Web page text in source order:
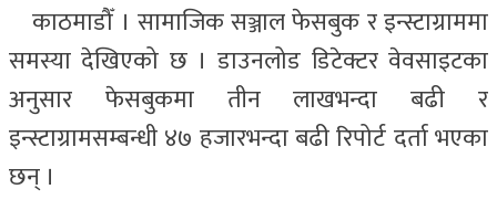
काठमाडौँ । सामाजिक सञ्जाल फेसबुक र इन्स्टाग्राममा
समस्या देखिएको छ । डाउनलोड डिटेक्टर वेवसाइटका
अनुसार फेसबुकमा तीन लाखभन्दा बढी र
इन्स्टाग्रामसम्बन्धी ४७ हजारभन्दा बढी रिपोर्ट दर्ता भएका
छन् ।